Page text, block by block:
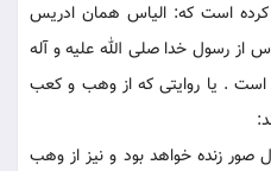
است كه: الياس همان ادريس
از رسول خدا صلى الله عليه و آله
. يا روايتى كه از وهب و كعب
صور زنده خواهد بود و نيز از وهب